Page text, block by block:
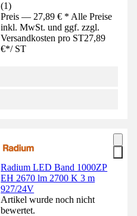
(1)
Preis — 27,89 € * Alle Preise
inkl. MwSt. und ggf. zzgl.
Versandkosten pro ST27,89
€*/ ST
Radium LED Band 1000ZP
EH 2670 lm 2700 K 3 m
927/24V
Artikel wurde noch nicht
bewertet.